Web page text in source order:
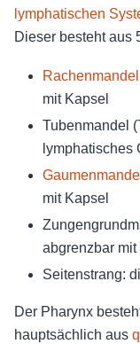
lymphatischen
Dieser besteht aus
Rachenmandel
mit Kapsel
Tubenmandel
lymphatisches
Gaumenmandel
mit Kapsel
abgrenzbar mit
Seitenstrang:
Der Pharynx
hauptsächlich aus